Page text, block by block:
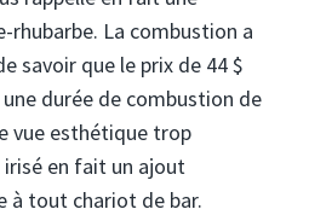
rhubarbe. La combustion a
savoir que le prix de 44 $
durée de combustion de
vue esthétique trop
en fait un ajout
à tout chariot de bar.